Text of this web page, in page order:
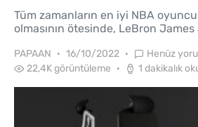
Tüm zamanların en iyi NBA
olmasının ötesinde, LeBron James
PAPAAN 16/10/2022
Henüz
22,4K görüntüleme
1 dakikalık